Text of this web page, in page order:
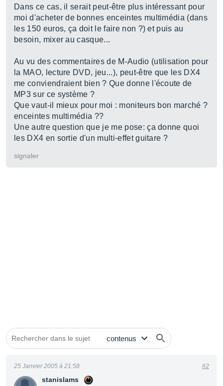
Dans ce cas, il serait peut-être plus intéressant pour
moi d'acheter de bonnes enceintes multimédia (dans
les 150 euros, ça doit le faire non ?) et puis au
besoin, mixer au casque...
Au vu des commentaires de M-Audio (utilisation pour
la MAO, lecture DVD, jeu...), peut-être que les DX4
me conviendraient bien ? Que donne l'écoute de
MP3 sur ce système ?
Que vaut-il mieux pour moi : moniteurs bon marché ?
enceintes multimédia ??
Une autre question que je me pose: ça donne quoi
les DX4 en sortie d'un multi-effet guitare ?
signaler
stanislams
25 Janvier 2005 à 21:58 #2